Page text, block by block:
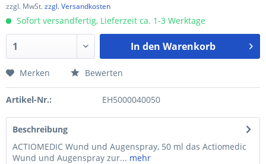
zzgl. MwSt.zzgl. Versandkosten
Sofort versandfertig, Lieferzeit ca. 1-3 Werktage
In den Warenkorb
Merken Bewerten
Artikel-Nr.: EH5000040050
Beschreibung
ACTIOMEDIC Wund und Augenspray, 50 ml das Actiomedic
Wund und Augenspray zur... mehr